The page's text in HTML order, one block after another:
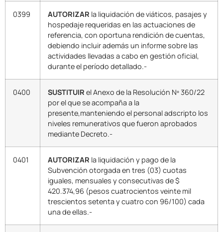
0399 AUTORIZAR la liquidación de viáticos, pasajes y
hospedaje requeridas en las actuaciones de
referencia, con oportuna rendición de cuentas,
debiendo incluir además un informe sobre las
actividades llevadas a cabo en gestión oficial,
durante el período detallado.-
0400 SUSTITUIR el Anexo de la Resolución Nº 360/22
por el que se acompaña a la
presente,manteniendo el personal adscripto los
niveles remunerativos que fueron aprobados
mediante Decreto.-
0401 AUTORIZAR la liquidación y pago de la
Subvención otorgada en tres (03) cuotas
iguales, mensuales y consecutivas de $
420.374,96 (pesos cuatrocientos veinte mil
trescientos setenta y cuatro con 96/100) cada
una de ellas.-